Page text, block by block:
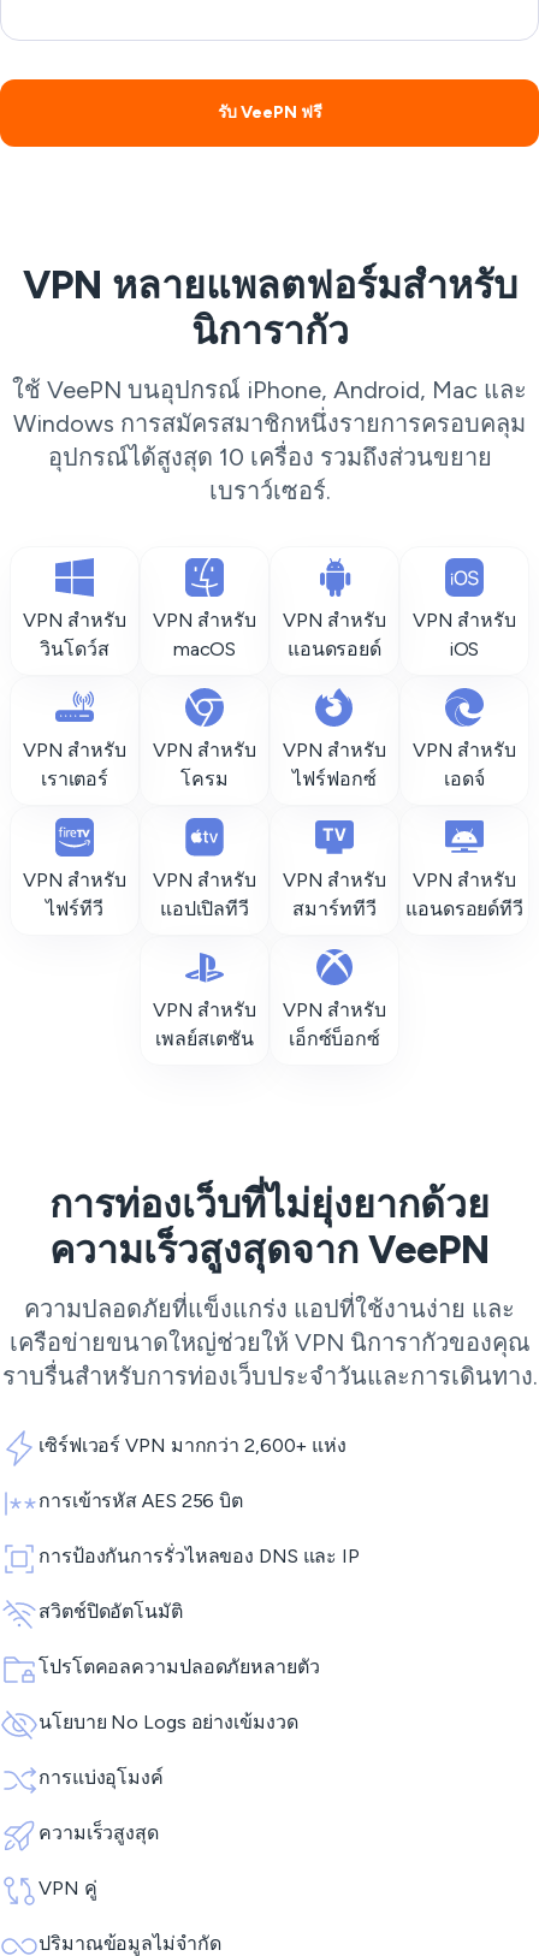
รับ VeePN ฟรี
VPN หลายแพลตฟอร์มสำหรับ
นิการากัว
ใช้ VeePN บนอุปกรณ์ iPhone, Android, Mac และ
Windows การสมัครสมาชิกหนึ่งรายการครอบคลุม
อุปกรณ์ได้สูงสุด 10 เครื่อง รวมถึงส่วนขยาย
เบราว์เซอร์.
VPN สำหรับ
วินโดว์ส
VPN สำหรับ
macOS
VPN สำหรับ
แอนดรอยด์
VPN สำหรับ
iOS
VPN สำหรับ
เราเตอร์
VPN สำหรับ
โครม
VPN สำหรับ
ไฟร์ฟอกซ์
VPN สำหรับ
เอดจ์
VPN สำหรับ
ไฟร์ทีวี
VPN สำหรับ
แอปเปิลทีวี
VPN สำหรับ
สมาร์ททีวี
VPN สำหรับ
แอนดรอยด์ทีวี
VPN สำหรับ
เพลย์สเตชัน
VPN สำหรับ
เอ็กซ์บ็อกซ์
การท่องเว็บที่ไม่ยุ่งยากด้วย
ความเร็วสูงสุดจาก VeePN
ความปลอดภัยที่แข็งแกร่ง แอปที่ใช้งานง่าย และ
เครือข่ายขนาดใหญ่ช่วยให้ VPN นิการากัวของคุณ
ราบรื่นสำหรับการท่องเว็บประจำวันและการเดินทาง.
เซิร์ฟเวอร์ VPN มากกว่า 2,600+ แห่ง
การเข้ารหัส AES 256 บิต
การป้องกันการรั่วไหลของ DNS และ IP
สวิตช์ปิดอัตโนมัติ
โปรโตคอลความปลอดภัยหลายตัว
นโยบาย No Logs อย่างเข้มงวด
การแบ่งอุโมงค์
ความเร็วสูงสุด
VPN คู่
ปริมาณข้อมูลไม่จำกัด